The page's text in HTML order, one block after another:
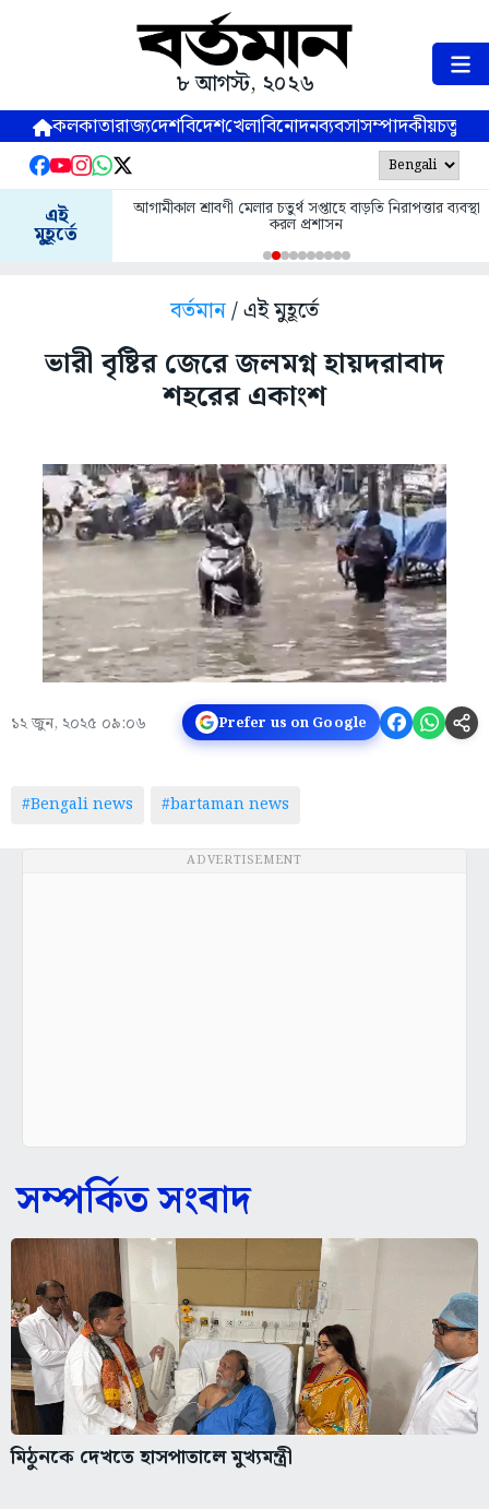
৮ আগস্ট, ২০২৬
কলকাতারাজ্যদেশবিদেশখেলাবিনোদনব্যবসাসম্পাদকীয়
এই
মুহূর্তে
আগামীকাল শ্রাবণী মেলার চতুর্থ সপ্তাহে বাড়তি নিরাপত্তার ব্যবস্থা
করল প্রশাসন
বর্তমান/ এই মুহূর্তে
ভারী বৃষ্টির জেরে জলমগ্ন হায়দরাবাদ
শহরের একাংশ
১২ জুন, ২০২৫ ০৯:০৬ Prefer us on Google
#Bengali news #bartaman news
ADVERTISEMENT
সম্পর্কিত সংবাদ
মিঠুনকে দেখতে হাসপাতালে মুখ্যমন্ত্রী